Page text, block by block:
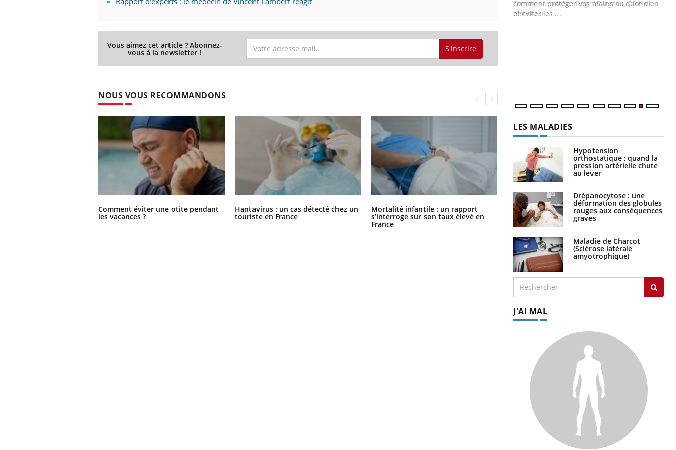
Vous aimez cet article ? Abonnez-
vous à la newsletter ! S'inscrire
NOUS VOUS RECOMMANDONS
Comment éviter une otite pendant
les vacances ?
Hantavirus : un cas détecté chez un
touriste en France
Mortalité infantile : un rapport
s’interroge sur son taux élevé en
France
Grossesse à risque : ce jus naturel
attire l'attention des chercheurs
mutualiste innove en matière de bilan de
épisode, une ...
comment protéger vos mains au quotidien
et éviter les ...
LES MALADIES
Hypotension
orthostatique : quand la
pression artérielle chute
au lever
Drépanocytose : une
déformation des globules
rouges aux conséquences
graves
Maladie de Charcot
(Sclérose latérale
amyotrophique)
J'AI MAL